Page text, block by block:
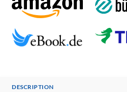
DESCRIPTION